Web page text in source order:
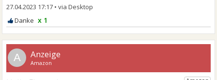
27.04.2023 17:17 •
x 1
A